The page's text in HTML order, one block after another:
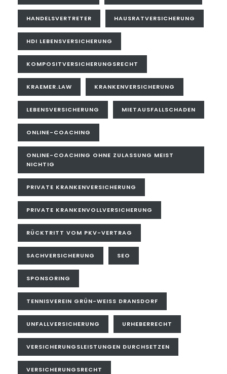
HANDELSVERTRETER HAUSRATVERSICHERUNG
HDI LEBENSVERSICHERUNG
KOMPOSITVERSICHERUNGSRECHT
KRAEMER.LAW KRANKENVERSICHERUNG
LEBENSVERSICHERUNG MIETAUSFALLSCHADEN
ONLINE-COACHING
ONLINE-COACHING OHNE ZULASSUNG MEIST
NICHTIG
PRIVATE KRANKENVERSICHERUNG
PRIVATE KRANKENVOLLVERSICHERUNG
RÜCKTRITT VOM PKV-VERTRAG
SACHVERSICHERUNG SEO
SPONSORING
TENNISVEREIN GRÜN-WEISS DRANSDORF
UNFALLVERSICHERUNG URHEBERRECHT
VERSICHERUNGSLEISTUNGEN DURCHSETZEN
VERSICHERUNGSRECHT